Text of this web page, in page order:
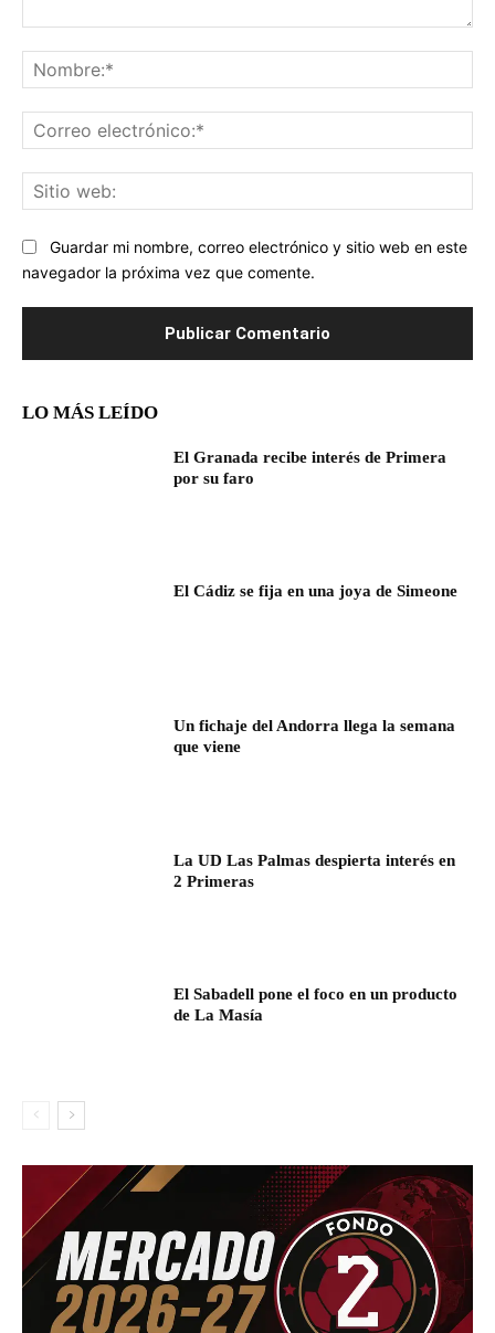
Guardar mi nombre, correo electrónico y sitio web en este
navegador la próxima vez que comente.
LO MÁS LEÍDO
El Granada recibe interés de Primera
por su faro
El Cádiz se fija en una joya de Simeone
Un fichaje del Andorra llega la semana
que viene
La UD Las Palmas despierta interés en
2 Primeras
El Sabadell pone el foco en un producto
de La Masía